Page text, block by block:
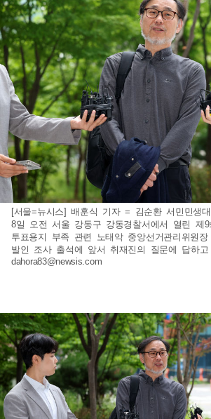
[서울=뉴시스] 배훈식 기자 = 김순환 서민민생
8일 오전 서울 강동구 강동경찰서에서 열린 제9
투표용지 부족 관련 노태악 중앙선거관리위원
발인 조사 출석에 앞서 취재진의 질문에 답하고
dahora83@newsis.com